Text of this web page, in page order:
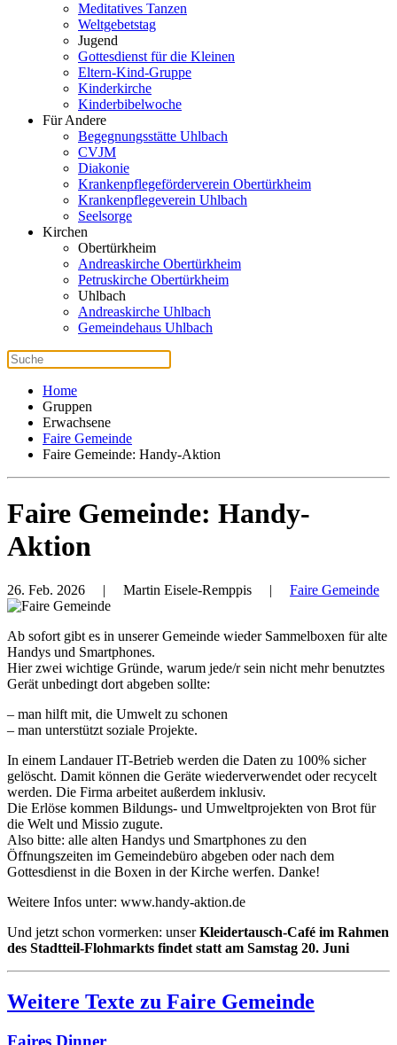
Meditatives Tanzen
Weltgebetstag
Jugend
Gottesdienst für die Kleinen
Eltern-Kind-Gruppe
Kinderkirche
Kinderbibelwoche
Für Andere
Begegnungsstätte Uhlbach
CVJM
Diakonie
Krankenpflegeförderverein Obertürkheim
Krankenpflegeverein Uhlbach
Seelsorge
Kirchen
Obertürkheim
Andreaskirche Obertürkheim
Petruskirche Obertürkheim
Uhlbach
Andreaskirche Uhlbach
Gemeindehaus Uhlbach
Home
Gruppen
Erwachsene
Faire Gemeinde
Faire Gemeinde: Handy-Aktion
Faire Gemeinde: Handy-
Aktion
26. Feb. 2026 | Martin Eisele-Remppis | Faire Gemeinde
Ab sofort gibt es in unserer Gemeinde wieder Sammelboxen für alte
Handys und Smartphones.
Hier zwei wichtige Gründe, warum jede/r sein nicht mehr benutztes
Gerät unbedingt dort abgeben sollte:
– man hilft mit, die Umwelt zu schonen
– man unterstützt soziale Projekte.
In einem Landauer IT-Betrieb werden die Daten zu 100% sicher
gelöscht. Damit können die Geräte wiederverwendet oder recycelt
werden. Die Firma arbeitet außerdem inklusiv.
Die Erlöse kommen Bildungs- und Umweltprojekten von Brot für
die Welt und Missio zugute.
Also bitte: alle alten Handys und Smartphones zu den
Öffnungszeiten im Gemeindebüro abgeben oder nach dem
Gottesdienst in die Boxen in der Kirche werfen. Danke!
Weitere Infos unter: www.handy-aktion.de
Und jetzt schon vormerken: unserKleidertausch-Café im Rahmen
des Stadtteil-Flohmarkts findet statt am Samstag 20. Juni
Weitere Texte zu Faire Gemeinde
Faires Dinner